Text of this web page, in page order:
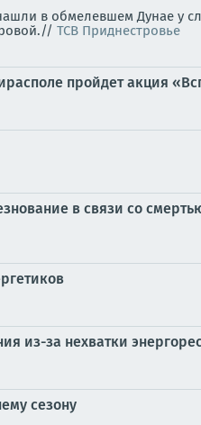
в обмелевшем Дунае у
ТСВ Приднестровье
пройдет акция
в связи со
из-за нехватки
сезону